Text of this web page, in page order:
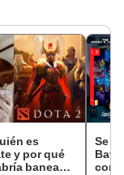
es
y por qué
baneado
Se